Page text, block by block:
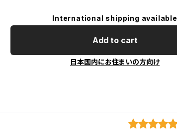
International shipping available
Add to cart
日本国内にお住まいの方向け